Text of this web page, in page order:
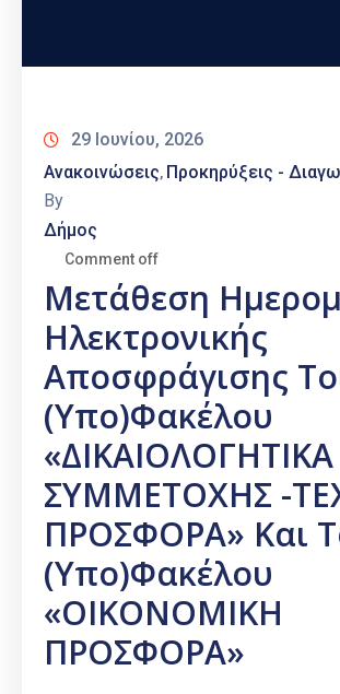
29 Ιουνίου, 2026
Ανακοινώσεις‚ Προκηρύξεις -
By
Δήμος
Comment off
Μετάθεση
Ηλεκτρονικής
Αποσφράγισης
(υπο)φακέλου
«ΔΙΚΑΙΟΛΟΓΗΤΙΚΑ
ΣΥΜΜΕΤΟΧΗΣ -
ΠΡΟΣΦΟΡΑ» Και
(υπο)φακέλου
«ΟΙΚΟΝΟΜΙΚΗ
ΠΡΟΣΦΟΡΑ»